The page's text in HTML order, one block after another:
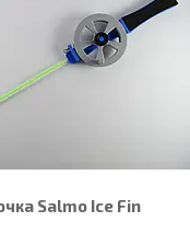
Salmo Ice Fin